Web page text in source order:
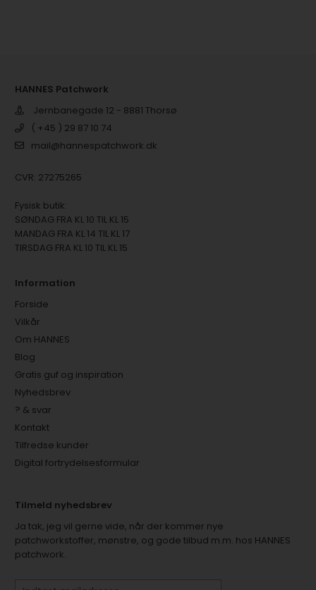
HANNES Patchwork
Jernbanegade 12 - 8881 Thorsø
( +45 ) 29 87 10 74
mail@hannespatchwork.dk
CVR: 27275265
Fysisk butik:
SØNDAG FRA KL 10 TIL KL 15
MANDAG FRA KL 14 TIL KL 17
TIRSDAG FRA KL 10 TIL KL 15
Information
Forside
Vilkår
Om HANNES
Blog
Gratis guf og inspiration
Nyhedsbrev
? & svar
Kontakt
Tilfredse kunder
Digital fortrydelsesformular
Tilmeld nyhedsbrev
Ja tak, jeg vil gerne vide, når der kommer nye
patchworkstoffer, mønstre, og gode tilbud m.m. hos HANNES
patchwork.